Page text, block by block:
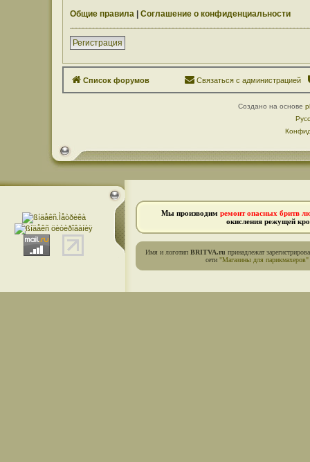
Общие правила | Соглашение о конфиденциальности
Регистрация
Список форумов Связаться с администрацией
Создано на основе
Мы производим ремонт опасных бритв
окисления режущей
Имя и логотип BRITVA.ru принадлежат
сети "Магазины для парикмахеров"